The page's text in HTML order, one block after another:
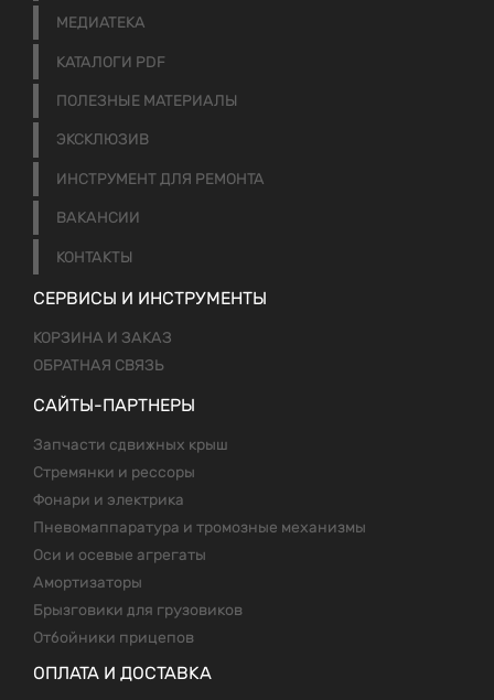
МЕДИАТЕКА
КАТАЛОГИ PDF
ПОЛЕЗНЫЕ МАТЕРИАЛЫ
ЭКСКЛЮЗИВ
ИНСТРУМЕНТ ДЛЯ РЕМОНТА
ВАКАНСИИ
КОНТАКТЫ
СЕРВИСЫ И ИНСТРУМЕНТЫ
КОРЗИНА И ЗАКАЗ
ОБРАТНАЯ СВЯЗЬ
САЙТЫ-ПАРТНЕРЫ
Запчасти сдвижных крыш
Стремянки и рессоры
Фонари и электрика
Пневомаппаратура и тромозные механизмы
Оси и осевые агрегаты
Амортизаторы
Брызговики для грузовиков
Отбойники прицепов
ОПЛАТА И ДОСТАВКА